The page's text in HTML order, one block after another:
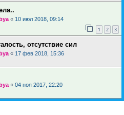
« 10 июл 2018, 09:14
1 2 3
отсутствие сил
« 17 фев 2018, 15:36
« 04 ноя 2017, 22:20